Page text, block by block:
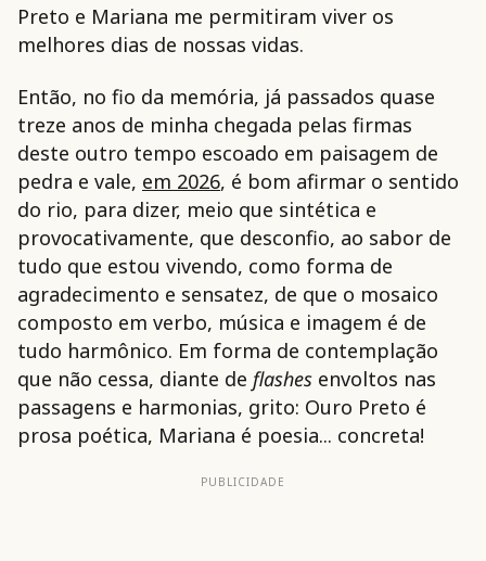
Preto e Mariana me permitiram viver os
melhores dias de nossas vidas.
Então, no fio da memória, já passados quase
treze anos de minha chegada pelas firmas
deste outro tempo escoado em paisagem de
pedra e vale, em 2026, é bom afirmar o sentido
do rio, para dizer, meio que sintética e
provocativamente, que desconfio, ao sabor de
tudo que estou vivendo, como forma de
agradecimento e sensatez, de que o mosaico
composto em verbo, música e imagem é de
tudo harmônico. Em forma de contemplação
que não cessa, diante de flashes envoltos nas
passagens e harmonias, grito: Ouro Preto é
prosa poética, Mariana é poesia... concreta!
PUBLICIDADE